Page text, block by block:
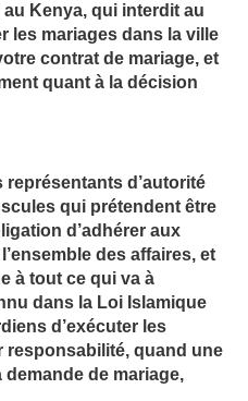
Kenya, qui interdit au
les mariages dans la ville
contrat de mariage, et
quant à la décision
représentants d’autorité
qui prétendent être
d’adhérer aux
des affaires, et
à tout ce qui va à
dans la Loi Islamique
d’exécuter les
responsabilité, quand une
demande de mariage,